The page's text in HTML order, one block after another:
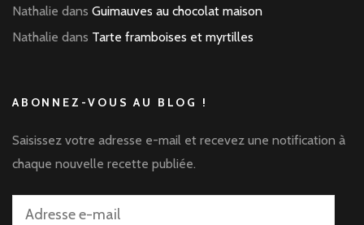
Nathalie dans Guimauves au chocolat maison
Nathalie dans Tarte framboises et myrtilles
ABONNEZ-VOUS AU BLOG !
Saisissez votre adresse e-mail et recevez une notification à
chaque nouvelle recette publiée.
Adresse